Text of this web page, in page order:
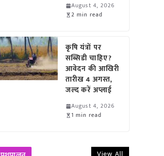
August 4, 2026
2 min read
कृषि यंत्रों पर
सब्सिडी चाहिए?
आवेदन की आखिरी
तारीख 4 अगस्त,
जल्द करें अप्लाई
August 4, 2026
1 min read